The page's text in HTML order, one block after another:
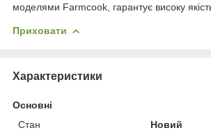
моделями Farmcook, гарантує високу якість
Приховати
Характеристики
Основні
Стан
Новий